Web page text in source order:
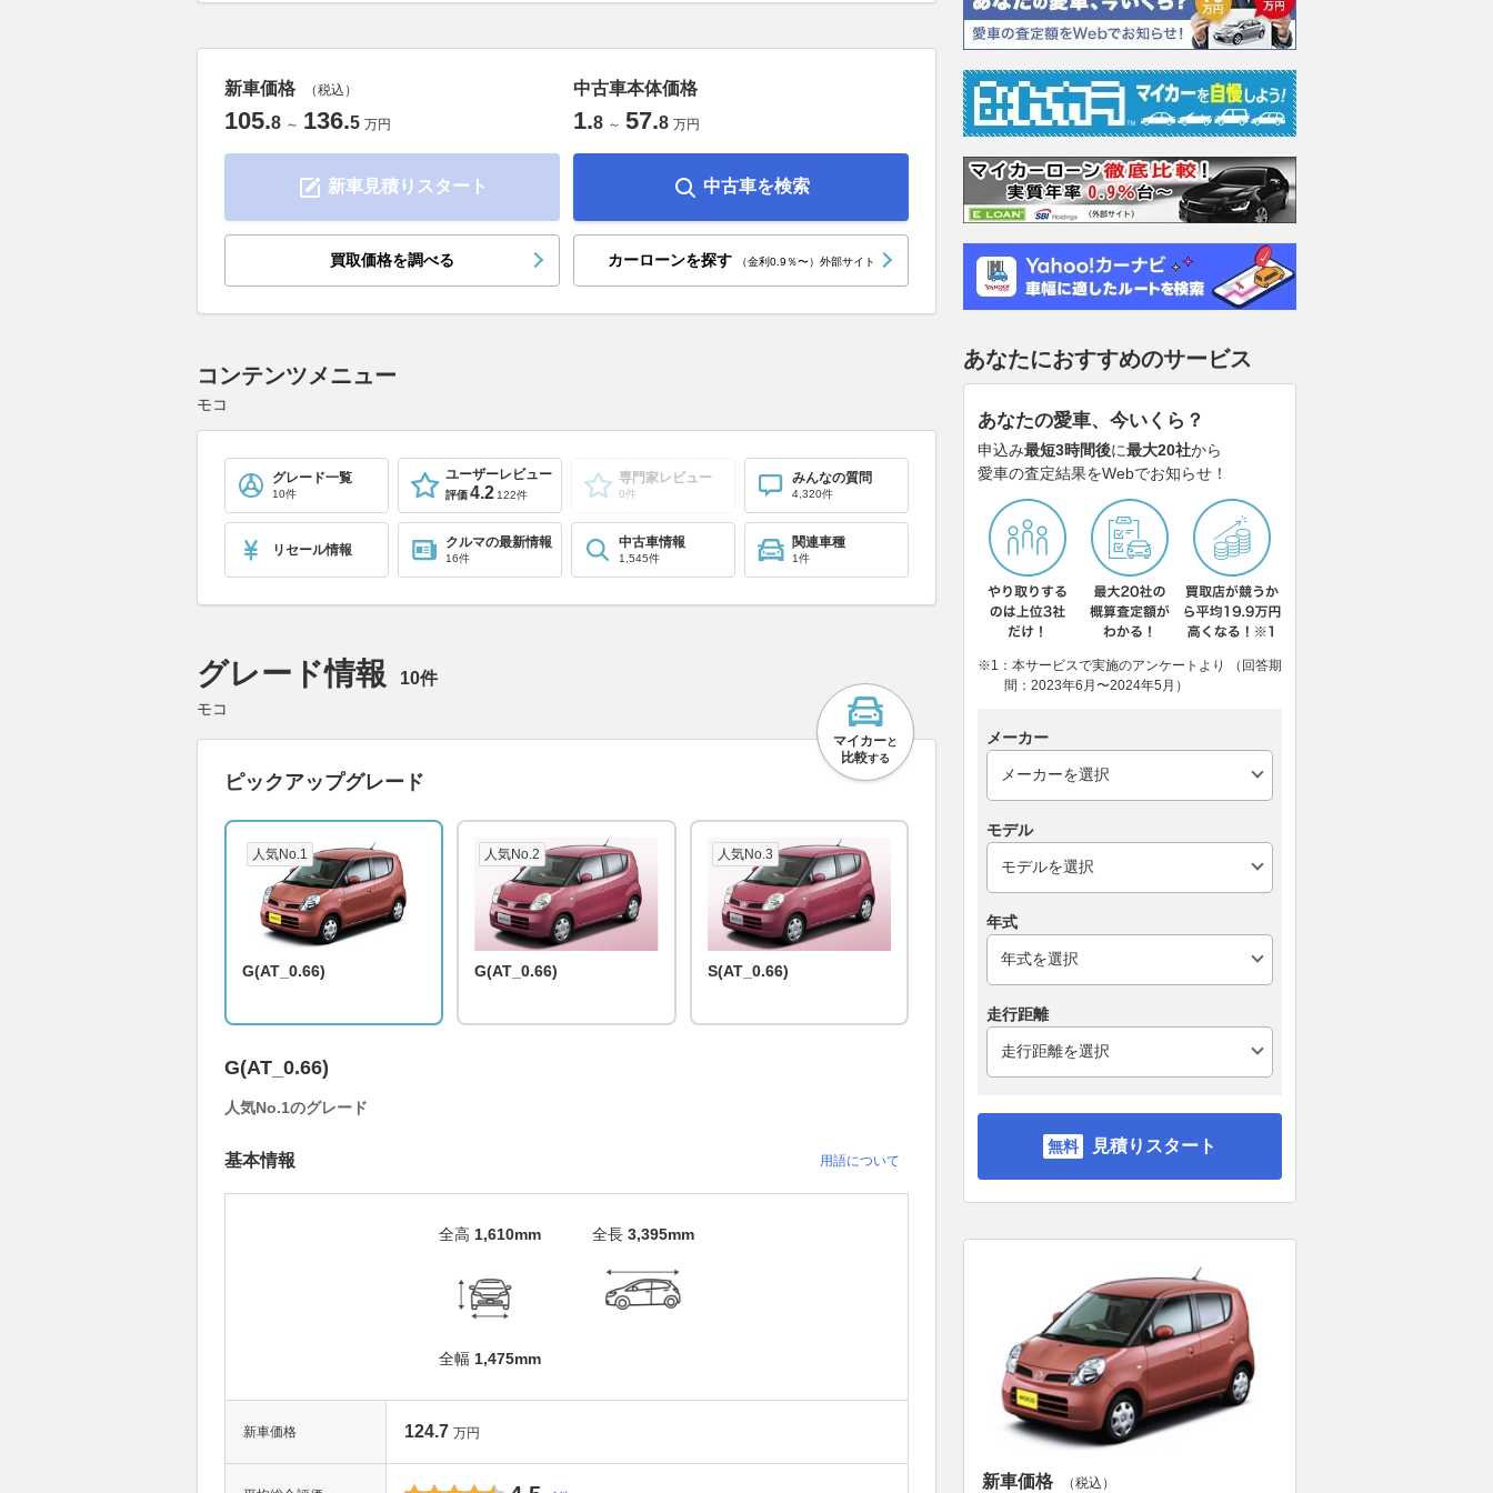
新車価格 （税込）
105.8 ～ 136.5 万円
新車見積りスタート
中古車本体価格
1.8 ～ 57.8 万円
中古車を検索
買取価格を調べる カーローンを探す （金利0.9％〜）外部サイト
コンテンツメニュー
モコ
グレード一覧
10件
ユーザーレビュー
評価4.2122件
専門家レビュー
0件
みんなの質問
4,320件
リセール情報 クルマの最新情報
16件
中古車情報
1,545件
関連車種
1件
グレード情報 10件
モコ
マイカーと
比較する
ピックアップグレード
人気No.1
G(AT_0.66)
人気No.2
G(AT_0.66)
人気No.3
S(AT_0.66)
G(AT_0.66)
人気No.1のグレード
基本情報 用語について
全高 1,610mm
全幅 1,475mm
全長 3,395mm
新車価格 124.7 万円
あなたにおすすめのサービス
あなたの愛車、今いくら？
申込み最短3時間後に最大20社から
愛車の査定結果をWebでお知らせ！
※1：本サービスで実施のアンケートより （回答期
間：2023年6月〜2024年5月）
メーカー
モデル
年式
走行距離
見積りスタート
新車価格 （税込）